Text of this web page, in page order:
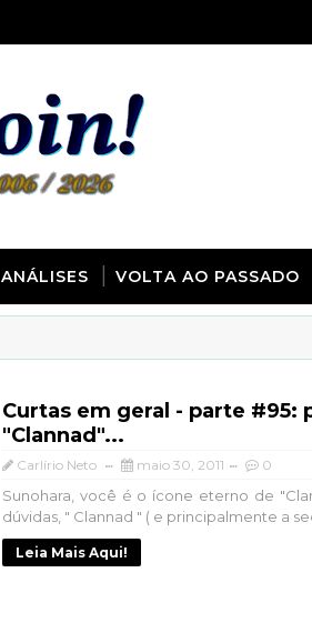
ANÁLISES VOLTA AO PASSADO
Curtas em geral - parte #95:
"Clannad"...
Carlírio Neto maio 30, 2011 0
Sunohara, você é o ícone eterno de
dúvidas, " Clannad " ( e principalmente a
Leia Mais Aqui!